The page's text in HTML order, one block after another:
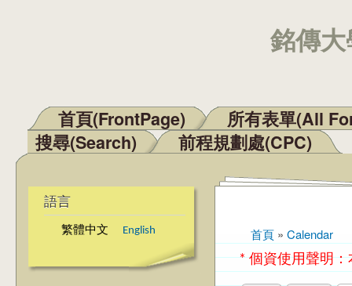
銘傳
主選單
首頁(FrontPage)
所有表單(All
搜尋(Search)
前程規劃處(CPC)
語言
繁體中文 English
您在這裡
首頁 » Calendar
* 個資使用聲明